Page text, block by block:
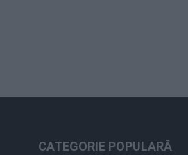
CATEGORIE POPULARĂ